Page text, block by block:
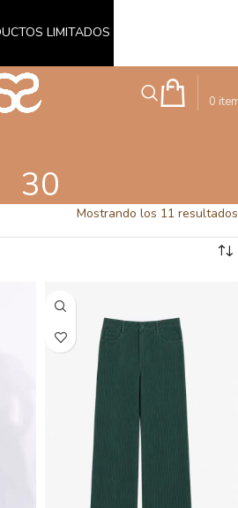
0
30
Mostrando los 11 resultados
LIMITADOS